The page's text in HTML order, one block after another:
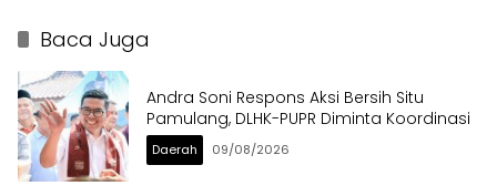
Baca Juga
Andra Soni Respons Aksi Bersih Situ
Pamulang, DLHK-PUPR Diminta Koordinasi
Daerah 09/08/2026